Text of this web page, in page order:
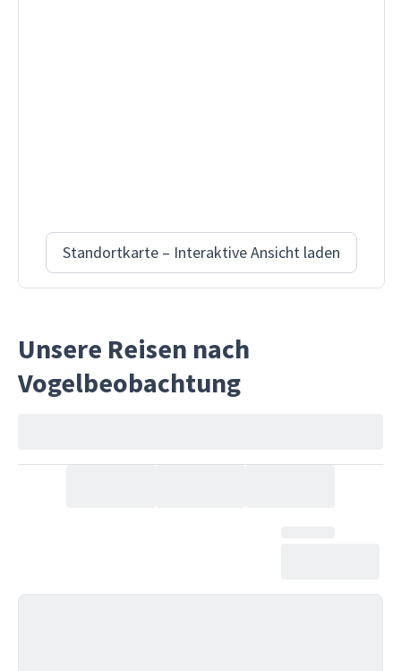
Standortkarte – Interaktive Ansicht laden
Unsere Reisen nach
Vogelbeobachtung